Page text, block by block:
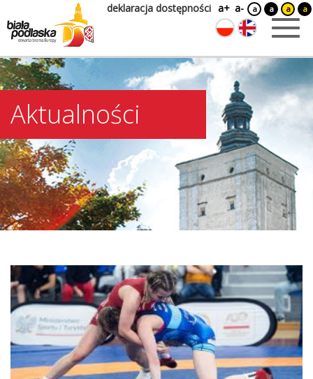
deklaracja dostępności a+ a- a a a a
Aktualności